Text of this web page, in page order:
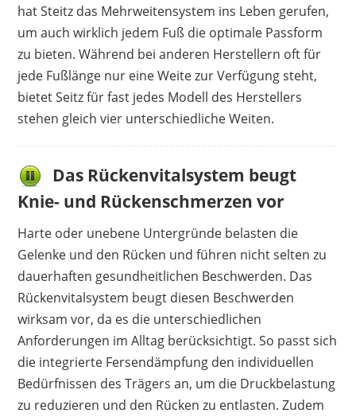
hat Steitz das Mehrweitensystem ins Leben gerufen,
um auch wirklich jedem Fuß die optimale Passform
zu bieten. Während bei anderen Herstellern oft für
jede Fußlänge nur eine Weite zur Verfügung steht,
bietet Seitz für fast jedes Modell des Herstellers
stehen gleich vier unterschiedliche Weiten.
Das Rückenvitalsystem beugt
Knie- und Rückenschmerzen vor
Harte oder unebene Untergründe belasten die
Gelenke und den Rücken und führen nicht selten zu
dauerhaften gesundheitlichen Beschwerden. Das
Rückenvitalsystem beugt diesen Beschwerden
wirksam vor, da es die unterschiedlichen
Anforderungen im Alltag berücksichtigt. So passt sich
die integrierte Fersendämpfung den individuellen
Bedürfnissen des Trägers an, um die Druckbelastung
zu reduzieren und den Rücken zu entlasten. Zudem